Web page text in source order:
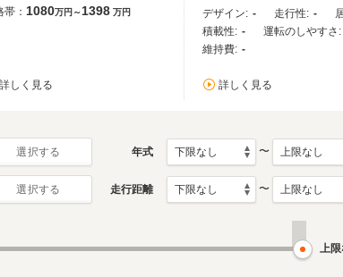
帯： 1080万円～1398 万円
詳しく見る
デザイン: - 走行性: -
積載性: - 運転のしやすさ:
維持費: -
詳しく見る
選択する 年式 〜
選択する 走行距離 〜
上限